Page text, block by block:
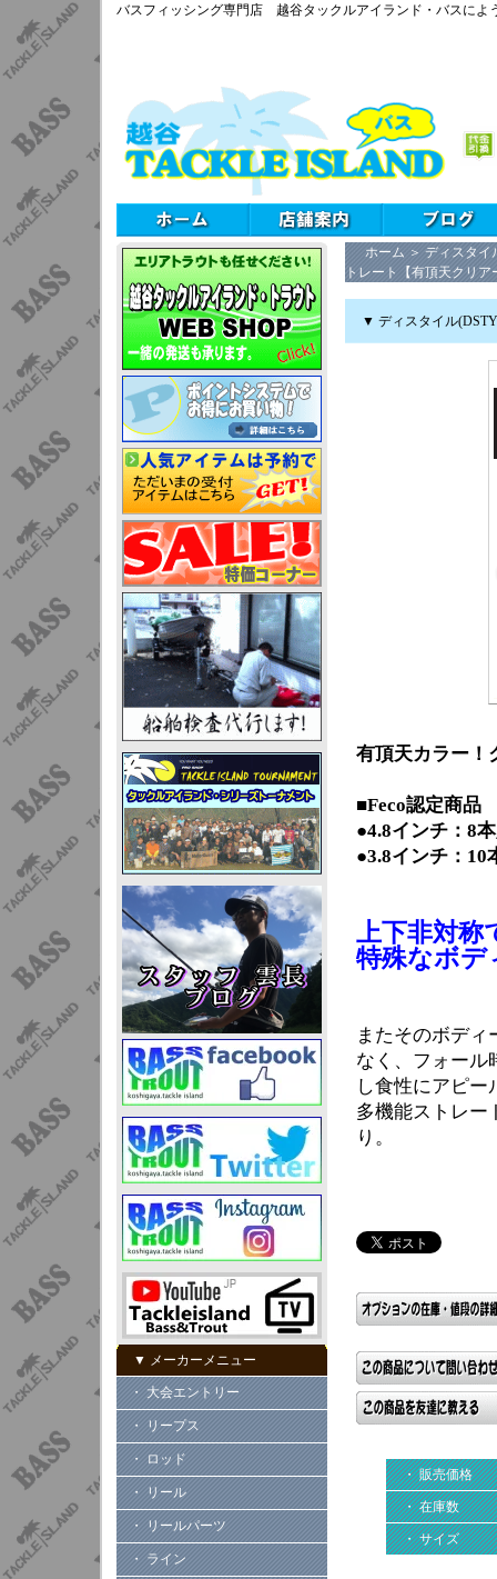
バスフィッシング専門店 越谷タックルアイランド・バスによ
▼ メーカーメニュー
・ 大会エントリー
・ リープス
・ ロッド
・ リール
・ リールパーツ
・ ライン
ホーム ＞ ディスタイ
トレート【有頂天クリ
▼ ディスタイル
有頂天カラー！
■Feco認定商品
●4.8インチ：8
●3.8インチ：10
上下非対称
特殊なボデ
またそのボデ
なく、フォール
し食性にアピ
多機能ストレー
り。
・ 販売価格
・ 在庫数
・ サイズ